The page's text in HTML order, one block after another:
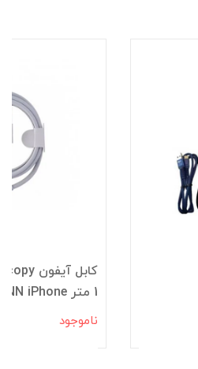
1 متر FOXCONN iPhone پک نایلونی
ناموجود